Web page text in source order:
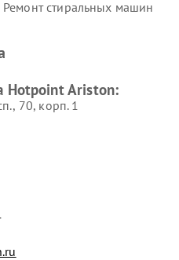
Ремонт стиральных машин
Hotpoint Ariston
Hotpoint Ariston
Hotpoint Ariston:
70, корп. 1